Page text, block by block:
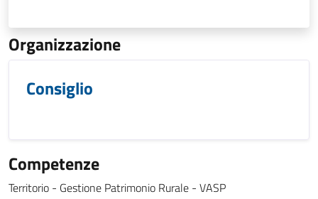
Organizzazione
Consiglio
Competenze
Territorio - Gestione Patrimonio Rurale - VASP